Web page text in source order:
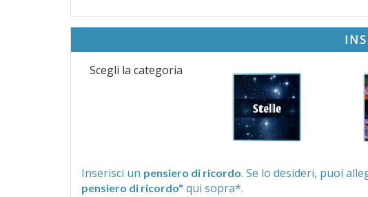
Scegli la categoria
Inserisci un pensiero di ricordo
pensiero di ricordo" qui sopra*.